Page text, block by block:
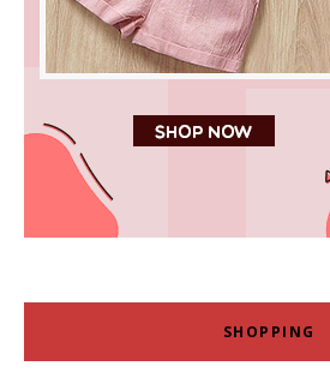
SHOPPING